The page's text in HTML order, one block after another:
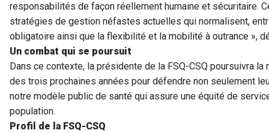
responsabilités de façon réellement humaine et sécuritaire.
stratégies de gestion néfastes actuelles qui normalisent,
obligatoire ainsi que la flexibilité et la mobilité à outrance »,
Un combat qui se poursuit
Dans ce contexte, la présidente de la FSQ-CSQ poursuivra
des trois prochaines années pour défendre non seulement
notre modèle public de santé qui assure une équité de
population.
Profil de la FSQ-CSQ